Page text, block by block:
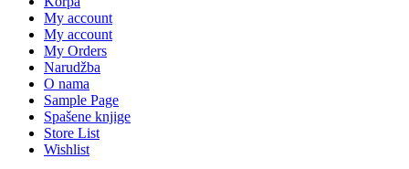
My account
My account
My Orders
Narudžba
O nama
Sample Page
Spašene knjige
Store List
Wishlist